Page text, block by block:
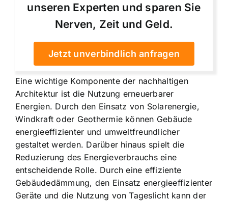
unseren Experten und sparen Sie
Nerven, Zeit und Geld.
Jetzt unverbindlich anfragen
Eine wichtige Komponente der nachhaltigen
Architektur ist die Nutzung erneuerbarer
Energien. Durch den Einsatz von Solarenergie,
Windkraft oder Geothermie können Gebäude
energieeffizienter und umweltfreundlicher
gestaltet werden. Darüber hinaus spielt die
Reduzierung des Energieverbrauchs eine
entscheidende Rolle. Durch eine effiziente
Gebäudedämmung, den Einsatz energieeffizienter
Geräte und die Nutzung von Tageslicht kann der